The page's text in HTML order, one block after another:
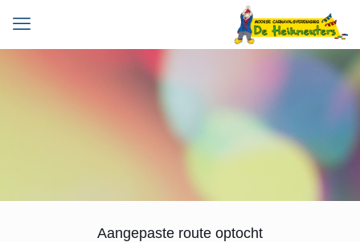
Aangepaste route optocht